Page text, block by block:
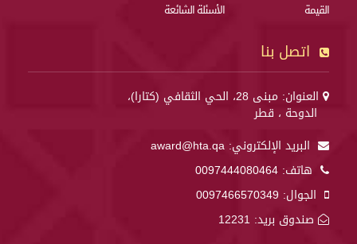
القيمة
الأسئلة الشائعة
اتصل بنا
العنوان: مبنى 28، الحي الثقافي (كتارا)،
الدوحة ، قطر
البريد الإلكتروني: award@hta.qa
هاتف: 0097444080464
الجوال: 0097466570349
صندوق بريد: 12231